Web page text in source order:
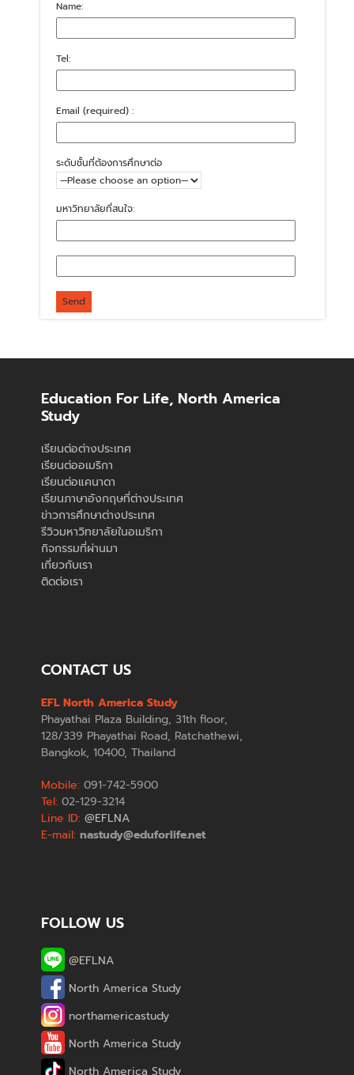
Name:
Tel:
Email (required) :
ระดับชั้นที่ต้องการศึกษาต่อ
มหาวิทยาลัยที่สนใจ:
Education For Life, North America
Study
เรียนต่อต่างประเทศ
เรียนต่ออเมริกา
เรียนต่อแคนาดา
เรียนภาษาอังกฤษที่ต่างประเทศ
ข่าวการศึกษาต่างประเทศ
รีวิวมหาวิทยาลัยในอเมริกา
กิจกรรมที่ผ่านมา
เกี่ยวกับเรา
ติดต่อเรา
CONTACT US
EFL North America Study
Phayathai Plaza Building, 31th floor,
128/339 Phayathai Road, Ratchathewi,
Bangkok, 10400, Thailand
Mobile: 091-742-5900
Tel: 02-129-3214
Line ID: @EFLNA
E-mail: nastudy@eduforlife.net
FOLLOW US
@EFLNA
North America Study
northamericastudy
North America Study
North America Study